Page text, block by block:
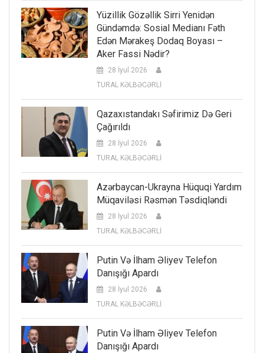
Yüzillik Gözəllik Sirri Yenidən
Gündəmdə: Sosial Medianı Fəth
Edən Mərakeş Dodaq Boyası –
Aker Fassi Nədir?
28 İyul 2026
TURAL KƏLBƏCƏRLİ
Qazaxıstandakı Səfirimiz Də Geri
Çağırıldı
28 İyul 2026
TURAL KƏLBƏCƏRLİ
Azərbaycan-Ukrayna Hüquqi Yardım
Müqaviləsi Rəsmən Təsdiqləndi
28 İyul 2026
TURAL KƏLBƏCƏRLİ
Putin Və İlham Əliyev Telefon
Danışığı Apardı
28 İyul 2026
TURAL KƏLBƏCƏRLİ
Putin Və İlham Əliyev Telefon
Danışığı Apardı